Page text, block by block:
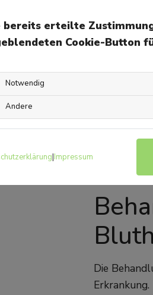
Neben
Aldosteron
Aldosteron,
Blutdruck
Anfällen.
Weitere
bei
eventuell
Körper
Die
bereits erteilte
Cookie-Button
Notwendig
Andere
|Impressum